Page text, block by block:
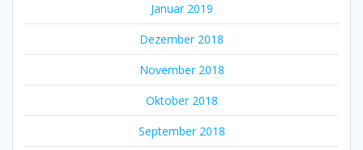
Januar 2019
Dezember 2018
November 2018
Oktober 2018
September 2018